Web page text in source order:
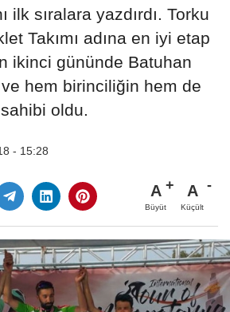
ilk sıralara yazdırdı. Torku
Takımı adına en iyi etap
ikinci gününde Batuhan
hem birinciliğin hem de
oldu.
- 15:28
A
Büyüt
A
Küçült